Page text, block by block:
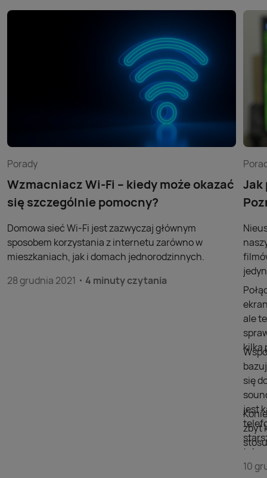
Porady
Wzmacniacz Wi-Fi – kiedy może okazać
się szczególnie pomocny?
Domowa sieć Wi-Fi jest zazwyczaj głównym
sposobem korzystania z internetu zarówno w
mieszkaniach, jak i domach jednorodzinnych.
28 grudnia 2021
4 minuty czytania
Jak
ale
kilka
się
jest
zbyt
10